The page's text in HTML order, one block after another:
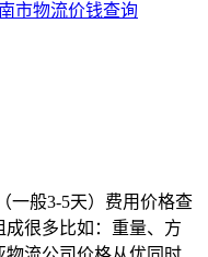
市物流价钱查询
一般3-5天）费用价格查
很多比如：重量、方